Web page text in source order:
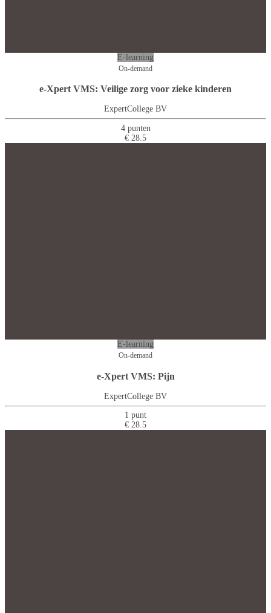
E-learning
On-demand
e-Xpert VMS: Veilige zorg voor zieke kinderen
ExpertCollege BV
4 punten
€ 28.5
E-learning
On-demand
e-Xpert VMS: Pijn
ExpertCollege BV
1 punt
€ 28.5